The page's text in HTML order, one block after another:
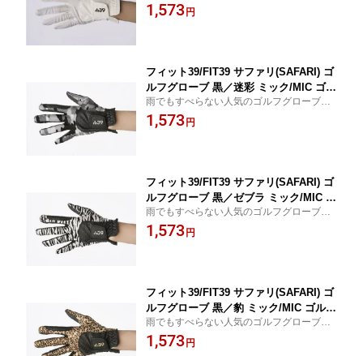
女兼用 左手用 右手用 両手用 滑らない
フィット39。左手用・右手用あり。 おしゃ
れ おすすめ 父の日 母の日 誕生日 敬老の日
1,573 円
フィット39/FIT39 サファリ(SAFARI) ゴ
ルフグローブ 黒／迷彩 ミック/MIC ゴル
フ 雑貨 ゴルフ用品 グッズ ギフト プレ
ゼント カモフラ メンズ 滑らない 父の
雨でもすべらない人気のゴルフグローブ、
フィット39の迷彩デザイン。左手用・右手
用あり。 おしゃれ おすすめ 誕生日 ゴルフ
1,573 円
フィット39/FIT39 サファリ(SAFARI) ゴ
ルフグローブ 黒／ゼブラ ミック/MIC ゴ
ルフ 雑貨 ゴルフ用品 グッズ ギフト プ
レゼント しまうま メンズ レディース
雨でもすべらない人気のゴルフグローブ、
フィット39のゼブラデザイン。左手用・右
手用あり。 おしゃれ おすすめ 誕生日 ゴル
1,573 円
フィット39/FIT39 サファリ(SAFARI) ゴ
ルフグローブ 黒／豹 ミック/MIC ゴルフ
雑貨 ゴルフ用品 グッズ ギフト プレゼ
ント レオパード ヒョウ柄 メンズ レデ
雨でもすべらない人気のゴルフグローブ、
フィット39の豹柄。左手用・右手用あり。
おしゃれ かわいい おすすめ 誕生日 ゴルフ
1,573 円